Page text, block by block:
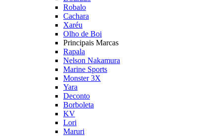
Robalo
Cachara
Xaréu
Olho de Boi
Principais Marcas
Rapala
Nelson Nakamura
Marine Sports
Monster 3X
Yara
Deconto
Borboleta
KV
Lori
Maruri